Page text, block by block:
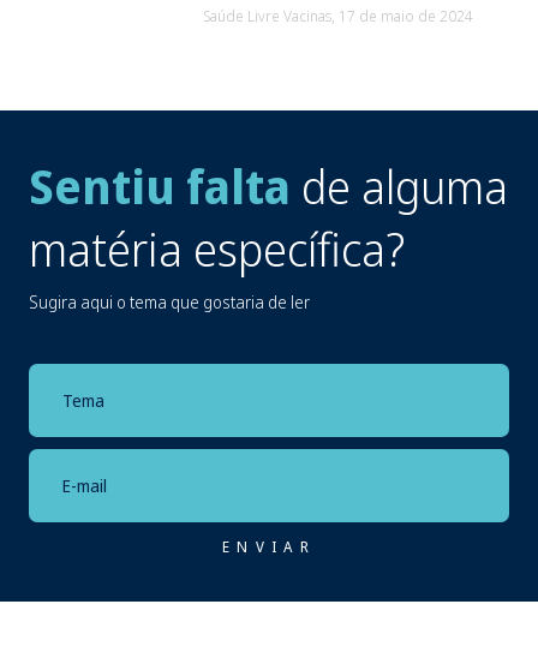
Saúde Livre Vacinas, 17 de maio de 2024
Sentiu falta de alguma
matéria específica?
Sugira aqui o tema que gostaria de ler